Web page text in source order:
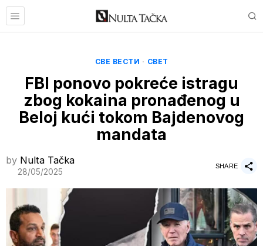
СВЕ ВЕСТИ · СВЕТ
FBI ponovo pokreće istragu
zbog kokaina pronađenog u
Beloj kući tokom Bajdenovog
mandata
by Nulta Tačka
28/05/2025
SHARE